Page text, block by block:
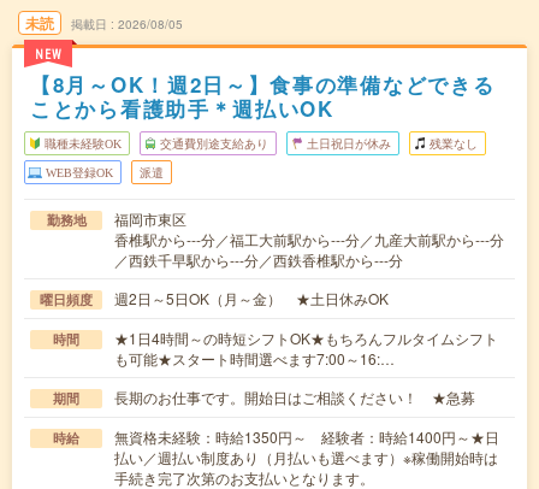
未読
NEW
掲載日 2026/08/05
【8月～OK！週2日～】食事の準備などできる
ことから看護助手＊週払いOK
職種未経験OK 交通費別途支給あり 土日祝日が休み 残業なし
WEB登録OK 派遣
勤務地
福岡市東区
香椎駅から---分／福工大前駅から---分／九産大前駅から---分
／西鉄千早駅から---分／西鉄香椎駅から---分
曜日頻度 週2日～5日OK（月～金） ★土日休みOK
時間
★1日4時間～の時短シフトOK★もちろんフルタイムシフト
も可能★スタート時間選べます7:00～16:…
期間 長期のお仕事です。開始日はご相談ください！ ★急募
時給
無資格未経験：時給1350円～ 経験者：時給1400円～★日
払い／週払い制度あり（月払いも選べます）※稼働開始時は
手続き完了次第のお支払いとなります。